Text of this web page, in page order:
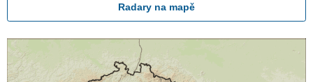
Radary na mapě